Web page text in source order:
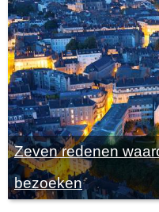
Zeven redenen
bezoeken